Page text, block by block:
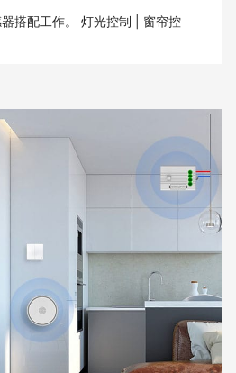
搭配工作。 灯光控制 | 窗帘控